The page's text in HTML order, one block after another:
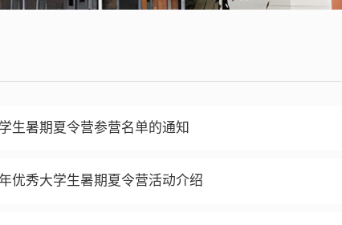
生暑期夏令营参营名单的通知
优秀大学生暑期夏令营活动介绍